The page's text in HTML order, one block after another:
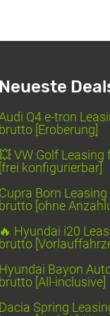
Q4 e-tron
[Eroberung]
VW Golf
konfigurierbar]
Born
[ohne
Hyundai i20
Bayon
[All-inclusive]
Spring